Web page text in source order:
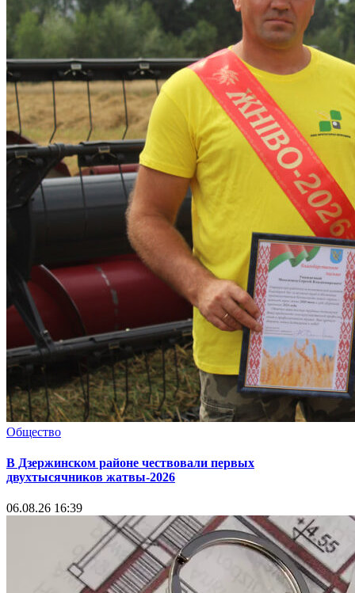
Общество
В Дзержинском районе чествовали первых
двухтысячников жатвы-2026
06.08.26 16:39